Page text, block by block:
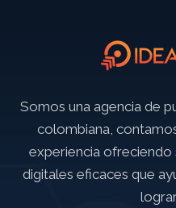
Somos una agencia de
colombiana,
experiencia ofreciendo
digitales eficaces que